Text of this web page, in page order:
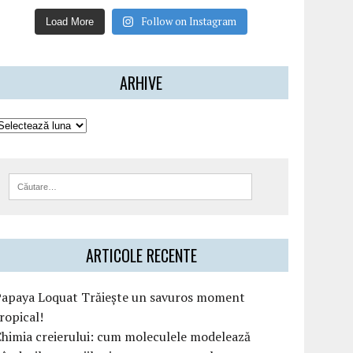
Load More Follow on Instagram
ARHIVE
ARTICOLE RECENTE
Loquat Trăiește un savuros moment
creierului: cum moleculele modelează